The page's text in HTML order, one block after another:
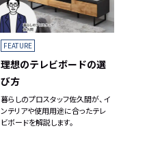
FEATURE
理想のテレビボードの選
び方
暮らしのプロスタッフ佐久間が、イ
ンテリアや使用用途に合ったテレ
ビボードを解説します。